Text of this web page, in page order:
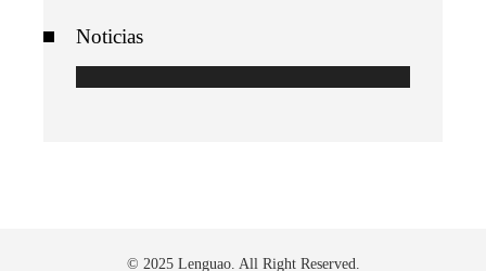
Noticias
© 2025 Lenguao. All Right Reserved.